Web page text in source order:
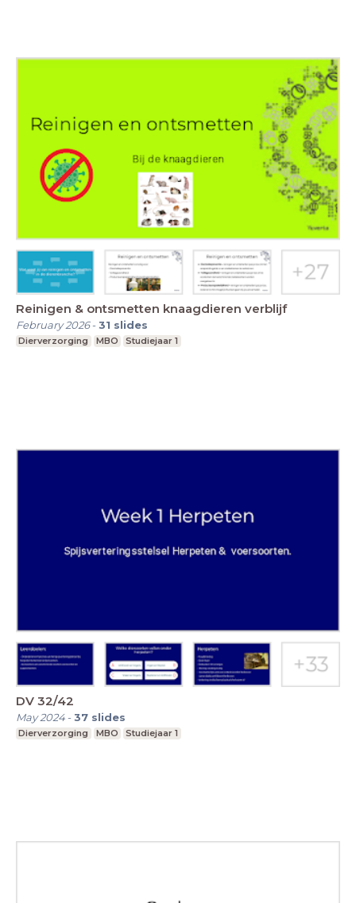
Reinigen & ontsmetten knaagdieren verblijf
February 2026-31 slides
Dierverzorging MBO Studiejaar 1
DV 32/42
May 2024-37 slides
Dierverzorging MBO Studiejaar 1